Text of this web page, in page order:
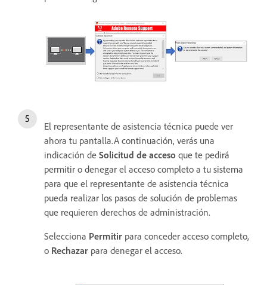
El representante de asistencia técnica puede ver
ahora tu pantalla.A continuación, verás una
indicación de Solicitud de acceso que te pedirá
permitir o denegar el acceso completo a tu sistema
para que el representante de asistencia técnica
pueda realizar los pasos de solución de problemas
que requieren derechos de administración.
Selecciona Permitir para conceder acceso completo,
o Rechazar para denegar el acceso.